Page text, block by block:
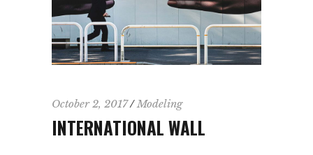
October 2, 2017 Modeling
INTERNATIONAL WALL